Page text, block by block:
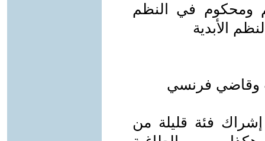
ومحكوم في النظم
الأبدية
فئة قليلة من